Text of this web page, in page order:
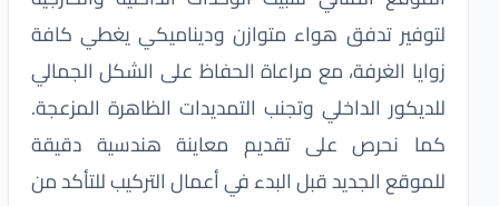
لتوفير تدفق هواء متوازن وديناميكي يغطي كافة
زوايا الغرفة، مع مراعاة الحفاظ على الشكل الجمالي
للديكور الداخلي وتجنب التمديدات الظاهرة المزعجة.
كما نحرص على تقديم معاينة هندسية دقيقة
للموقع الجديد قبل البدء في أعمال التركيب للتأكد من